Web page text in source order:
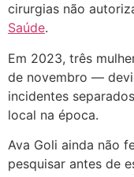
cirurgias não
Saúde.
Em 2023, três
de novembro —
incidentes
local na época.
Ava Goli ainda não
pesquisar antes de